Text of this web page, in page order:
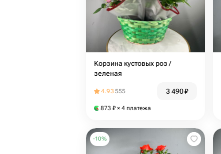
Корзина кустовых роз /
зеленая
4.93555 3 490₽
873 ₽ × 4 платежа
-10%